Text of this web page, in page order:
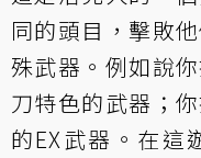
同的頭目，擊敗
殊武器。例如說
刀特色的武器；
的EX武器。在這